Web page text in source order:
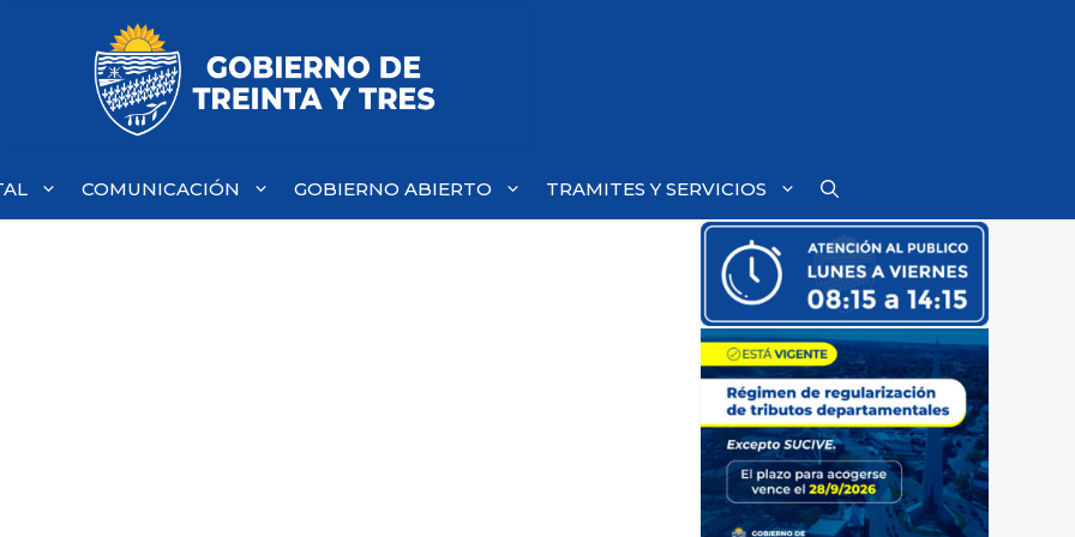
COMUNICACIÓN GOBIERNO ABIERTO TRAMITES Y SERVICIOS